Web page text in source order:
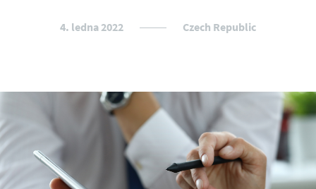
4. ledna 2022 Czech Republic